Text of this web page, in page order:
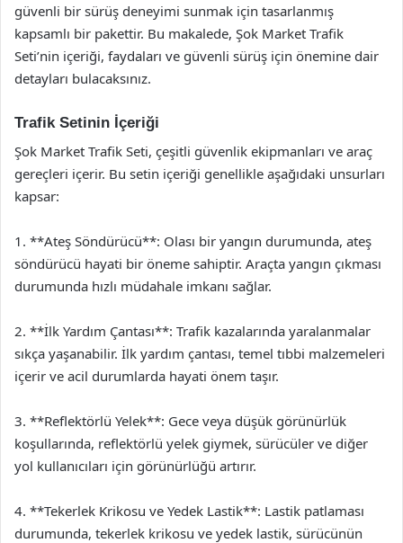
güvenli bir sürüş deneyimi sunmak için tasarlanmış
kapsamlı bir pakettir. Bu makalede, Şok Market Trafik
Seti’nin içeriği, faydaları ve güvenli sürüş için önemine dair
detayları bulacaksınız.
Trafik Setinin İçeriği
Şok Market Trafik Seti, çeşitli güvenlik ekipmanları ve araç
gereçleri içerir. Bu setin içeriği genellikle aşağıdaki unsurları
kapsar:
1. **Ateş Söndürücü**: Olası bir yangın durumunda, ateş
söndürücü hayati bir öneme sahiptir. Araçta yangın çıkması
durumunda hızlı müdahale imkanı sağlar.
2. **İlk Yardım Çantası**: Trafik kazalarında yaralanmalar
sıkça yaşanabilir. İlk yardım çantası, temel tıbbi malzemeleri
içerir ve acil durumlarda hayati önem taşır.
3. **Reflektörlü Yelek**: Gece veya düşük görünürlük
koşullarında, reflektörlü yelek giymek, sürücüler ve diğer
yol kullanıcıları için görünürlüğü artırır.
4. **Tekerlek Krikosu ve Yedek Lastik**: Lastik patlaması
durumunda, tekerlek krikosu ve yedek lastik, sürücünün